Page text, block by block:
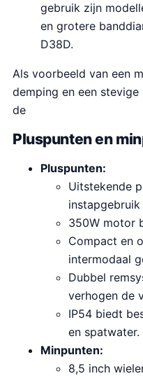
gebruik zijn
en grotere
D38D.
Als voorbeeld van een
demping en een
de
Pluspunten en
Pluspunten:
Uitstekende
instapgebruik
350W motor
Compact en
intermodaal
Dubbel
verhogen de
IP54 biedt
en spatwater.
Minpunten:
8,5 inch